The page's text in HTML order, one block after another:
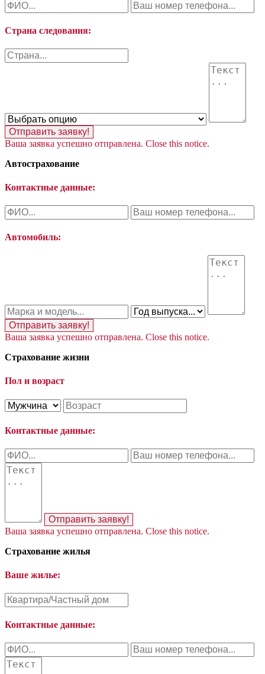
Страна следования:
Отправить заявку!
Ваша заявка успешно отправлена. Close this notice.
Автострахование
Контактные данные:
Автомобиль:
Отправить заявку!
Ваша заявка успешно отправлена. Close this notice.
Страхование жизни
Пол и возраст
Контактные данные:
Отправить заявку!
Ваша заявка успешно отправлена. Close this notice.
Страхование жилья
Ваше жилье:
Контактные данные: